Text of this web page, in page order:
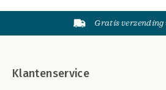
Gratis
Klantenservice